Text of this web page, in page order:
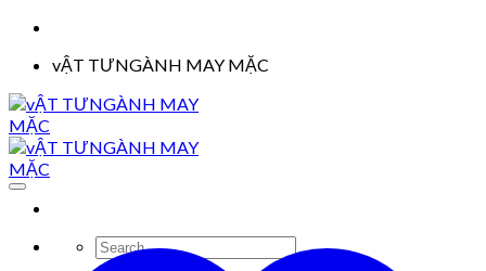
vẬT TƯNGÀNH MAY MẶC
Search
for: